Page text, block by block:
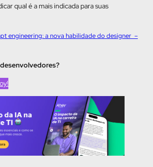
qual é a mais indicada para suas
engineering: a nova habilidade do designer –